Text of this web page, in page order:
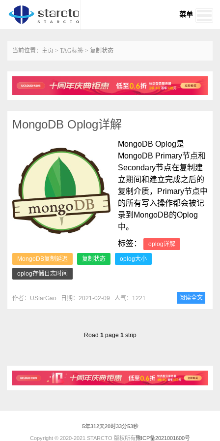
菜单
当前位置： 主页 > TAG标签 > 复制状态
MongoDB Oplog详解
MongoDB Oplog是
MongoDB Primary节点和
Secondary节点在复制建
立期间和建立完成之后的
复制介质，Primary节点中
的所有写入操作都会被记
录到MongoDB的Oplog
中。
标签：
oplog详解
MongoDB复制延迟 复制状态 oplog大小
oplog存储日志时间
作者：UStarGao 日期：2021-02-09 人气：1221 阅读全文
Road 1page 1strip
5年312天20时33分53秒
Copyright © 2020-2021 STARCTO 版权所有豫ICP备2021001600号